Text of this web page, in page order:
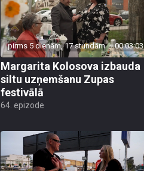
pirms 5 dienām, 17 stundām 00:03:03
Margarita Kolosova izbauda
siltu uzņemšanu Zupas
festivālā
64. epizode